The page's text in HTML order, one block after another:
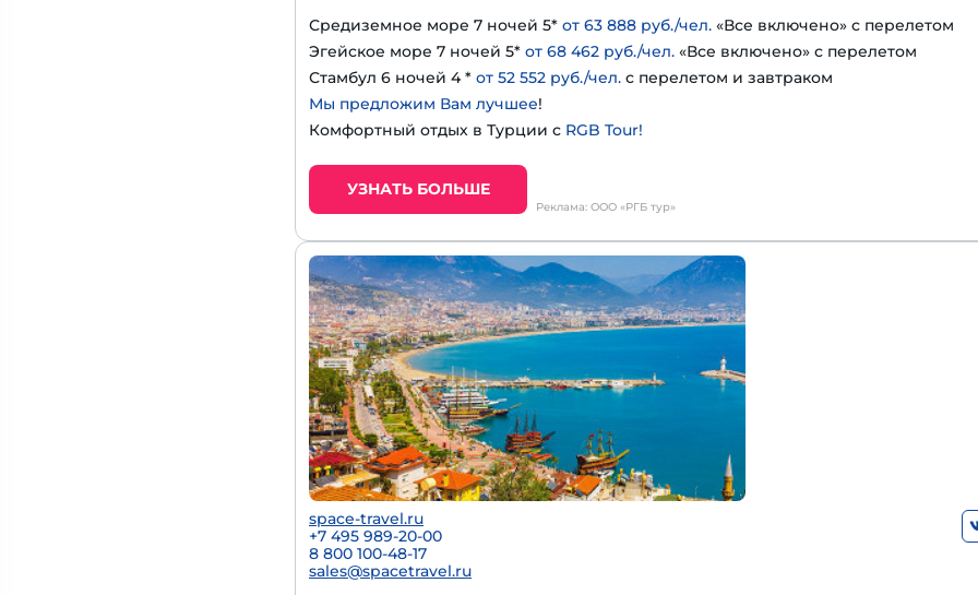
Средиземное море 7 ночей 5* от 63 888 руб./чел. «Все включено» с перелетом
Эгейское море 7 ночей 5* от 68 462 руб./чел. «Все включено» с перелетом
Стамбул 6 ночей 4 * от 52 552 руб./чел. с перелетом и завтраком
Мы предложим Вам лучшее!
Комфортный отдых в Турции с RGB Tour!
УЗНАТЬ БОЛЬШЕ
Реклама: ООО «РГБ тур»
space-travel.ru
+7 495 989-20-00
8 800 100-48-17
sales@spacetravel.ru